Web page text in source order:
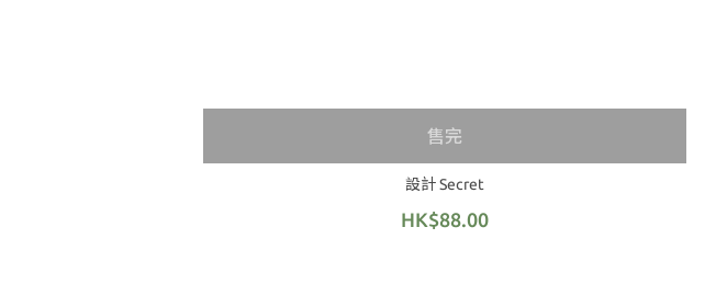
售完
設計 Secret
HK$88.00